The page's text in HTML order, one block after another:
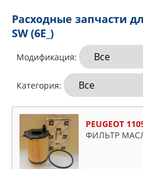
Расходные запчасти
SW (6E_)
Модификация:
Категория:
PEUGEOT
ФИЛЬТР